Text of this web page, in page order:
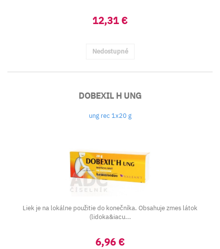
12,31 €
Nedostupné
DOBEXIL H UNG
ung rec 1x20 g
Liek je na lokálne použitie do konečníka. Obsahuje zmes látok
(lidoka&iacu...
6,96 €